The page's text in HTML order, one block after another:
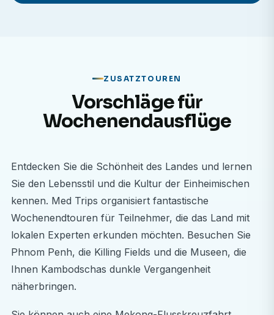
ZUSATZTOUREN
Vorschläge für
Wochenendausflüge
Entdecken Sie die Schönheit des Landes und lernen
Sie den Lebensstil und die Kultur der Einheimischen
kennen. Med Trips organisiert fantastische
Wochenendtouren für Teilnehmer, die das Land mit
lokalen Experten erkunden möchten. Besuchen Sie
Phnom Penh, die Killing Fields und die Museen, die
Ihnen Kambodschas dunkle Vergangenheit
näherbringen.